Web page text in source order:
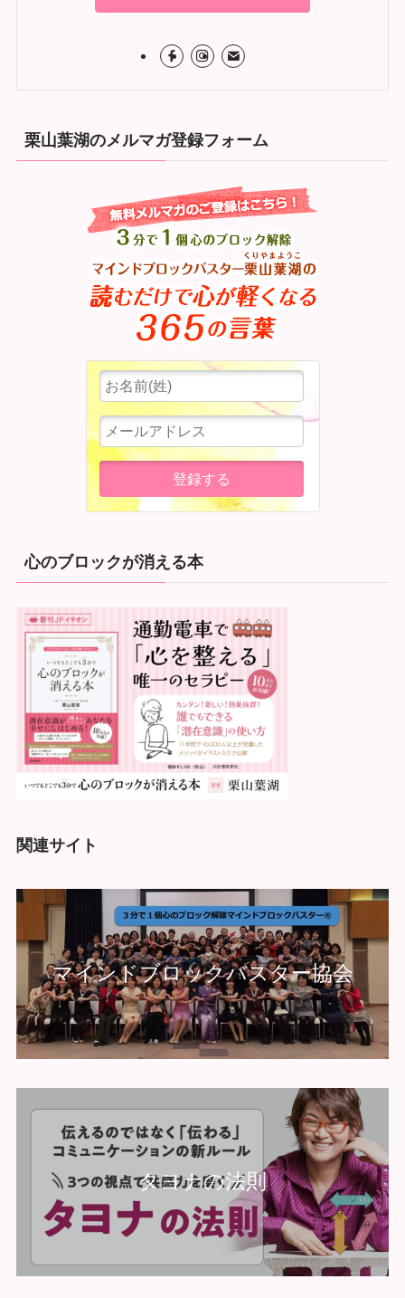
栗山葉湖のメルマガ登録フォーム
心のブロックが消える本
関連サイト
マインドブロックバスター協会
タヨナの法則